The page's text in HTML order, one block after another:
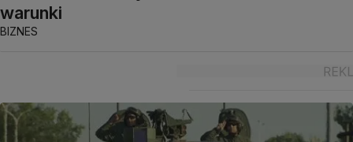
warunki
BIZNES